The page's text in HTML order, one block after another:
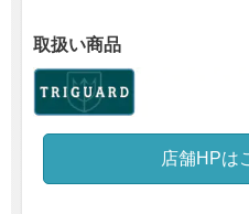
取扱い商品
店舗HPは